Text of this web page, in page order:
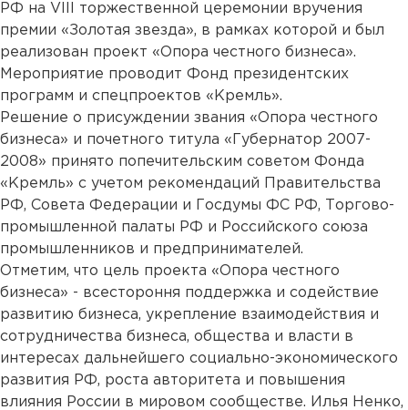
РФ на VIII торжественной церемонии вручения
премии «Золотая звезда», в рамках которой и был
реализован проект «Опора честного бизнеса».
Мероприятие проводит Фонд президентских
программ и спецпроектов «Кремль».
Решение о присуждении звания «Опора честного
бизнеса» и почетного титула «Губернатор 2007-
2008» принято попечительским советом Фонда
«Кремль» с учетом рекомендаций Правительства
РФ, Совета Федерации и Госдумы ФС РФ, Торгово-
промышленной палаты РФ и Российского союза
промышленников и предпринимателей.
Отметим, что цель проекта «Опора честного
бизнеса» - всестороння поддержка и содействие
развитию бизнеса, укрепление взаимодействия и
сотрудничества бизнеса, общества и власти в
интересах дальнейшего социально-экономического
развития РФ, роста авторитета и повышения
влияния России в мировом сообществе. Илья Ненко,